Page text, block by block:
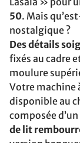
50. Mais
nostalgique ?
Des détails
fixés au cadre
moulure
Votre machine
disponible au
composée
de lit